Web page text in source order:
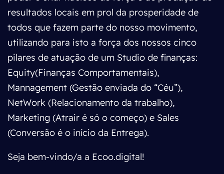
resultados locais em prol da prosperidade de
todos que fazem parte do nosso movimento,
utilizando para isto a força dos nossos cinco
pilares de atuação de um Studio de finanças:
Equity(Finanças Comportamentais),
Mannagement (Gestão enviada do “Céu”),
NetWork (Relacionamento da trabalho),
Marketing (Atrair é só o começo) e Sales
(Conversão é o início da Entrega).
Seja bem-vindo/a a Ecoo.digital!